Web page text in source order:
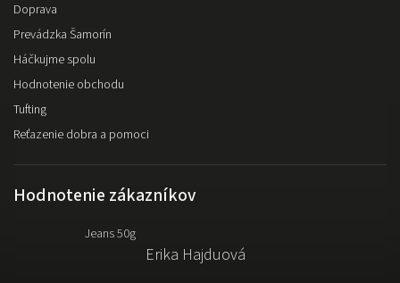
Doprava
Prevádzka Šamorín
Háčkujme spolu
Hodnotenie obchodu
Tufting
Reťazenie dobra a pomoci
Hodnotenie zákazníkov
Jeans 50g
Erika Hajduová